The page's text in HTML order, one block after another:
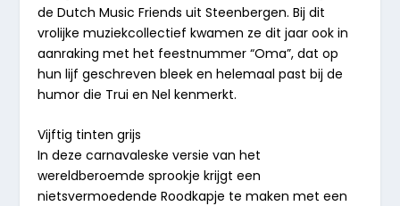
de Dutch Music Friends uit Steenbergen. Bij dit
vrolijke muziekcollectief kwamen ze dit jaar ook in
aanraking met het feestnummer “Oma”, dat op
hun lijf geschreven bleek en helemaal past bij de
humor die Trui en Nel kenmerkt.
Vijftig tinten grijs
In deze carnavaleske versie van het
wereldberoemde sprookje krijgt een
nietsvermoedende Roodkapje te maken met een